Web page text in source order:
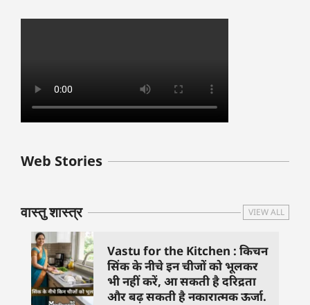
Web Stories
बुधवार के उपाय :
जिनसे हो गणेश जी
वास्तु शास्त्र VIEW ALL
Vastu for the Kitchen : किचन
सिंक के नीचे इन चीजों को भूलकर
भी नहीं करें, आ सकती है दरिद्रता
और बढ़ सकती है नकारात्मक ऊर्जा.